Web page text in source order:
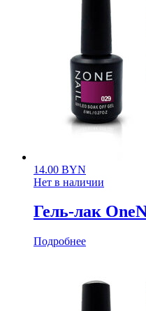
14.00 BYN
Нет в наличии
Гель-лак
Подробнее